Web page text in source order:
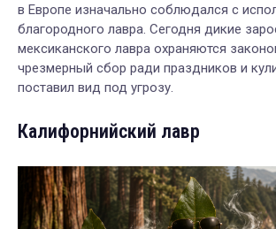
в Европе изначально соблюдался с
благородного лавра. Сегодня дикие
мексиканского лавра охраняются
чрезмерный сбор ради праздников и
поставил вид под угрозу.
Калифорнийский лавр